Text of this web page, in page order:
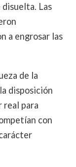
Las
a engrosar las
de la
disposición
real para
con